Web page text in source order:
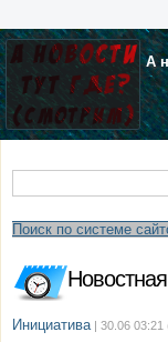
А
Поиск по системе
Инициатива | 30.06 03:21